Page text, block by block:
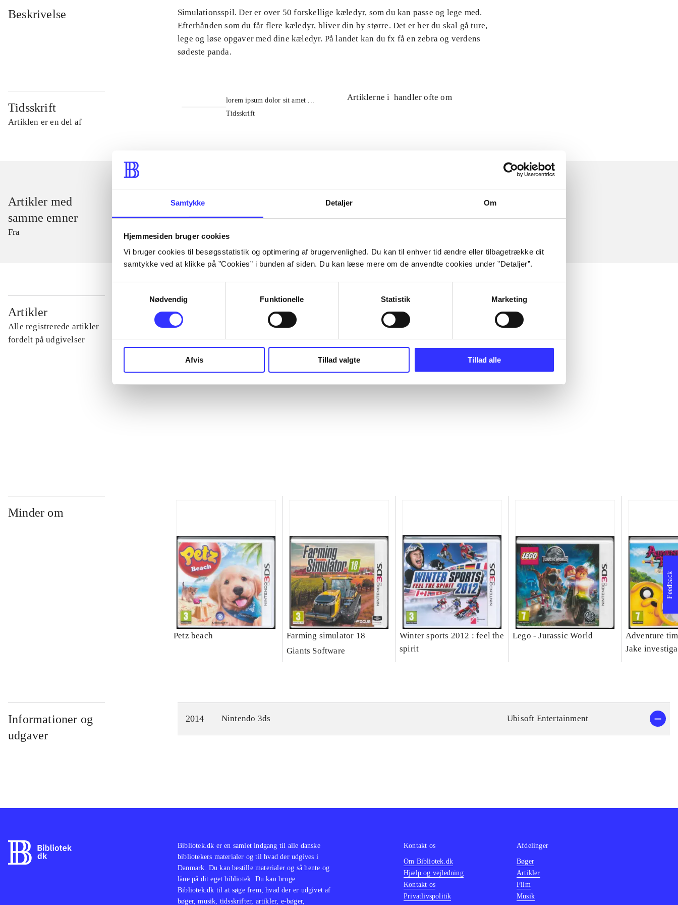
Samtykke Detaljer Om
Hjemmesiden bruger cookies
Vi bruger cookies til besøgsstatistik og optimering af brugervenlighed. Du kan til enhver tid ændre eller tilbagetrække dit
samtykke ved at klikke på ”Cookies” i bunden af siden. Du kan læse mere om de anvendte cookies under ”Detaljer”.
Nødvendig
Funktionelle Statistik Marketing
Afvis Tillad valgte Tillad alle
Beskrivelse
Simulationsspil. Der er over 50 forskellige kæledyr, som du kan passe og lege med.
Efterhånden som du får flere kæledyr, bliver din by større. Det er her du skal gå ture,
lege og løse opgaver med dine kæledyr. På landet kan du fx få en zebra og verdens
sødeste panda.
Tidsskrift
Artiklen er en del af
lorem ipsum dolor sit amet ...
Tidsskrift
Artiklerne i handler ofte om
Artikler med
samme emner
Fra
Artikler
Alle registrerede artikler
fordelt på udgivelser
...
...
...
Minder om
Petz beach
Farming simulator 18
Giants Software
Winter sports 2012 : feel the
spirit
Lego - Jurassic World
Adventure
Jake
Informationer og
udgaver
2014 Nintendo 3ds Ubisoft Entertainment
Feedback
Bibliotek.dk er en samlet indgang til alle danske
bibliotekers materialer og til hvad der udgives i
Danmark. Du kan bestille materialer og så hente og
låne på dit eget bibliotek. Du kan bruge
Bibliotek.dk til at søge frem, hvad der er udgivet af
bøger, musik, tidsskrifter, artikler, e-bøger,
Kontakt os
Om Bibliotek.dk
Hjælp og vejledning
Kontakt os
Privatlivspolitik
Afdelinger
Bøger
Artikler
Film
Musik